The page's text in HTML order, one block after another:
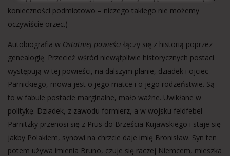
konieczności podmiotowo – niczego takiego nie możemy
oczywiście orzec.)
Autobiografia w Ostatniej powieści łączy się z historią poprzez
genealogię. Przecież wśród niewątpliwie historycznych postaci
występują w tej powieści, na dalszym planie, dziadek i ojciec
Parnickiego, mowa jest o jego matce i o jego rodzeństwie. Są
to w fabule postacie marginalne, mało ważne. Uwikłane w
politykę. Dziadek, z zawodu formierz, a w wojsku feldfebel
Parnitzky przenosi się z Prus do Brześcia Kujawskiego i staje się
jakby Polakiem, synowi na chrzcie daje imię Bronisław. Syn ten
potem używa imienia Bruno, czuje się raczej Niemcem, mieszka